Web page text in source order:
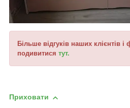
Більше відгуків наших клієнтів
подивитися тут.
Приховати